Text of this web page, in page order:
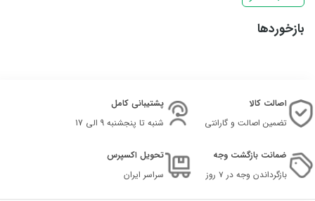
بازخوردها
اصالت کالا
تضمین اصالت و گارانتی
پشتیبانی کامل
شنبه تا پنجشنبه 9 الی 17
ضمانت بازگشت وجه
بازگرداندن وجه در ۷ روز
تحویل اکسپرس
سراسر ایران